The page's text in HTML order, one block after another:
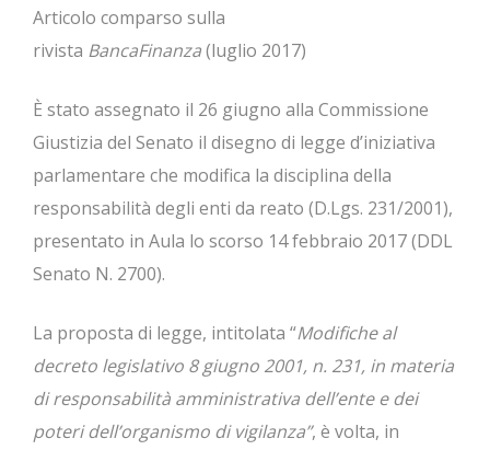
Articolo comparso sulla
rivista BancaFinanza(luglio 2017)
È stato assegnato il 26 giugno alla Commissione
Giustizia del Senato il disegno di legge d’iniziativa
parlamentare che modifica la disciplina della
responsabilità degli enti da reato (D.Lgs. 231/2001),
presentato in Aula lo scorso 14 febbraio 2017 (DDL
Senato N. 2700).
La proposta di legge, intitolata “Modifiche al
decreto legislativo 8 giugno 2001, n. 231, in materia
di responsabilità amministrativa dell’ente e dei
poteri dell’organismo di vigilanza”, è volta, in